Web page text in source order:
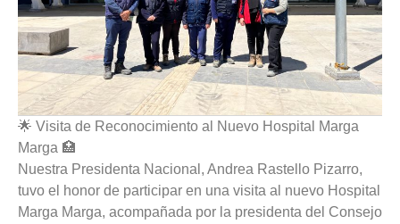
🌟 Visita de Reconocimiento al Nuevo Hospital Marga
Marga 🏥
Nuestra Presidenta Nacional, Andrea Rastello Pizarro,
tuvo el honor de participar en una visita al nuevo Hospital
Marga Marga, acompañada por la presidenta del Consejo